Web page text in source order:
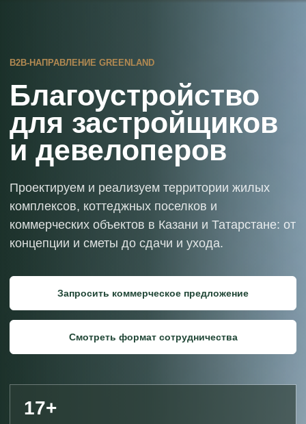
B2B-НАПРАВЛЕНИЕ GREENLAND
Благоустройство
для застройщиков
и девелоперов
Проектируем и реализуем территории жилых
комплексов, коттеджных поселков и
коммерческих объектов в Казани и Татарстане: от
концепции и сметы до сдачи и ухода.
Запросить коммерческое предложение
Смотреть формат сотрудничества
17+